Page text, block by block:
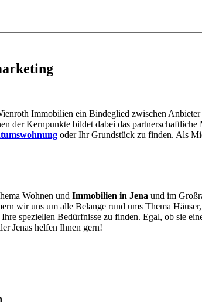
Immobilien ein Bindeglied zwischen
der Kernpunkte bildet dabei das
oder Ihr Grundstück zu finden. Als
Wohnen und Immobilien in Jena und im
wir uns um alle Belange rund ums Thema
speziellen Bedürfnisse zu finden. Egal, ob sie
Jenas helfen Ihnen gern!